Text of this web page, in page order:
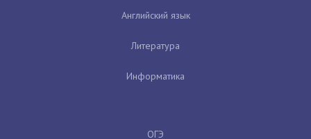
Английский язык
Литература
Информатика
ОГЭ